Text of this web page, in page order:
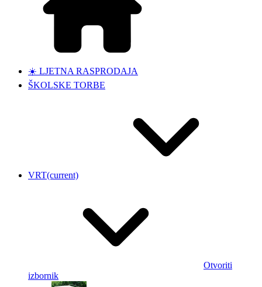
☀️ LJETNA RASPRODAJA
ŠKOLSKE TORBE
VRT(current)
Otvoriti
izbornik